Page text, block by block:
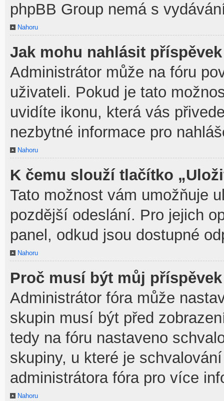
phpBB Group nemá s
Nahoru
Jak mohu nahlásit
Administrátor může na fóru
uživateli. Pokud je tato
uvidíte ikonu, která vás
nezbytné informace pro
Nahoru
K čemu slouží tlačítko
Tato možnost vám umožňuje
pozdější odeslání. Pro jejich
panel, odkud jsou dostupné
Nahoru
Proč musí být můj
Administrátor fóra může
skupin musí být před
tedy na fóru nastaveno
skupiny, u které je
administrátora fóra pro více
Nahoru